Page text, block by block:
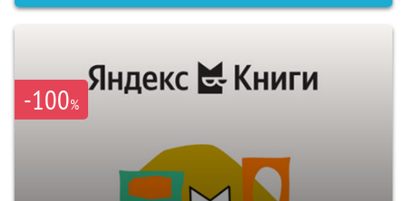
-100%